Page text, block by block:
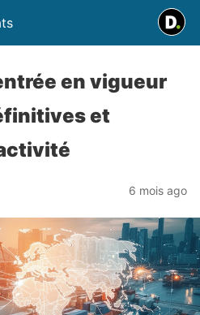
en vigueur
et
6 mois ago